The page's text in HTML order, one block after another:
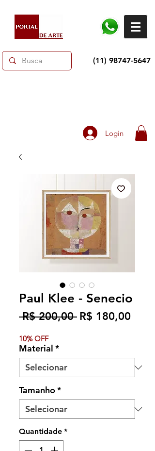
(11) 98747-5647
Login
Paul Klee - Senecio
R$ 200,00 Preço
R$ 180,00Preço
10% OFF
Material *
Tamanho*
Quantidade *